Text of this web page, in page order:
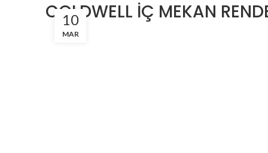
COLDWELL İÇ MEKAN
10
MAR